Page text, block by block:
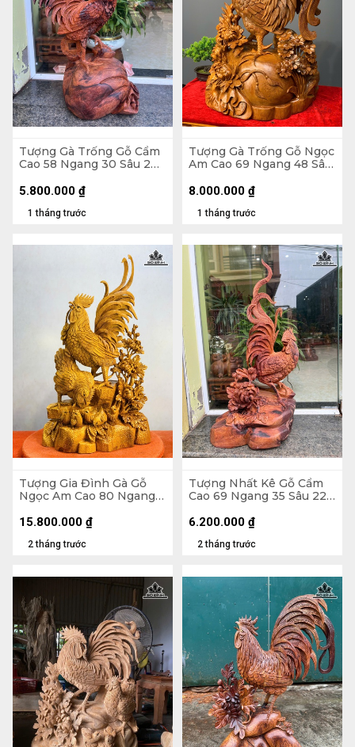
Tượng Gà Trống Gỗ Cẩm
Cao 58 Ngang 30 Sâu 20
1 tháng trước
5.800.000 ₫
Tượng Gà Trống Gỗ Ngọc
Am Cao 69 Ngang 48 Sâu
1 tháng trước
8.000.000 ₫
Tượng Gia Đình Gà Gỗ
Ngọc Am Cao 80 Ngang
2 tháng trước
15.800.000 ₫
Tượng Nhất Kê Gỗ Cẩm
Cao 69 Ngang 35 Sâu 22
2 tháng trước
6.200.000 ₫